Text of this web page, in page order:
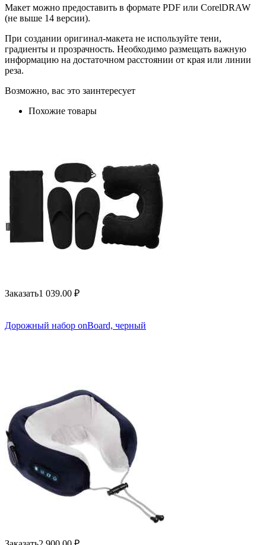
Макет можно предоставить в формате PDF или CorelDRAW
(не выше 14 версии).
При создании оригинал-макета не используйте тени,
градиенты и прозрачность. Необходимо размещать важную
информацию на достаточном расстоянии от края или линии
реза.
Возможно, вас это заинтересует
Похожие товары
Заказать1 039.00 ₽
Дорожный набор onBoard, черный